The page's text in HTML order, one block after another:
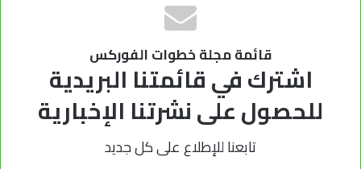
قائمة مجلة خطوات الفوركس
اشترك في قائمتنا البريدية
للحصول على نشرتنا الإخبارية
تابعنا للإطلاع على كل جديد